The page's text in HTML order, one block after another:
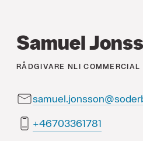
Samuel
RÅDGIVARE NLI COMMERCIAL
18716330764+